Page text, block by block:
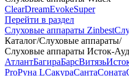
ClearDreamEvokeSuper
Перейти в раздел
Слуховые аппараты Zinbest
Каталог/Слуховые аппараты/
Слуховые аппараты Исток-
АтлантБагираБарсВитязь
ProРуна LСакураСантаСоната